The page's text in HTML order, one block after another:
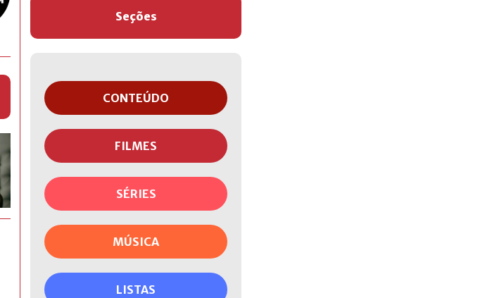
Seções
CONTEÚDO
FILMES
SÉRIES
MÚSICA
LISTAS